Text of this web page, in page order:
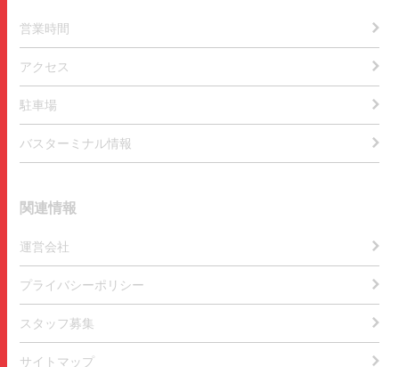
営業時間
アクセス
駐車場
バスターミナル情報
関連情報
運営会社
プライバシーポリシー
スタッフ募集
サイトマップ